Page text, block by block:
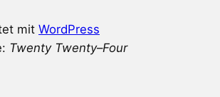
mit WordPress
Twenty Twenty–Four